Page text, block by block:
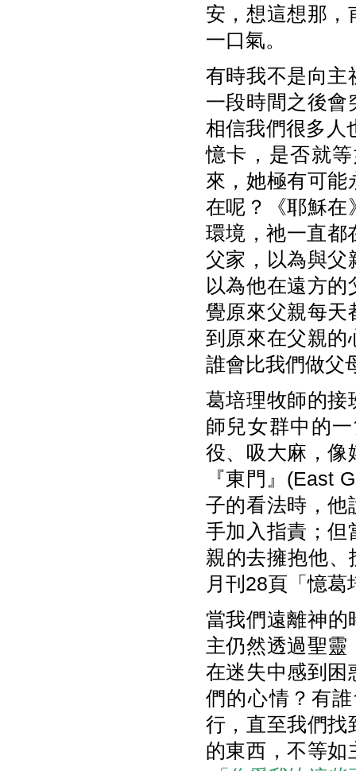
安，想這想那，
一口氣。
有時我不是向主
一段時間之後會
相信我們很多人
憶卡，是否就
來，她極有可能
在呢？《耶穌在
環境，祂一直都
父家，以為與父
以為他在遠方
覺原來父親每天
到原來在父親的
誰會比我們做父
葛培理牧師的接
師兒女群中的
役、吸大麻，像
『東門』(East
子的看法時，他
手加入指責；但
親的去擁抱他
月刊28頁「憶
當我們遠離神的
主仍然透過聖靈
在迷失中感到困
們的心情？有
行，直至我們找
的東西，不等如